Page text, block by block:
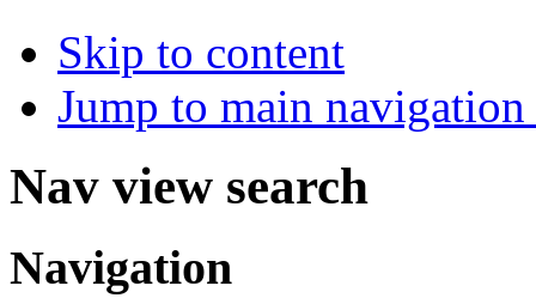
Skip to content
Jump to main
Nav view search
Navigation